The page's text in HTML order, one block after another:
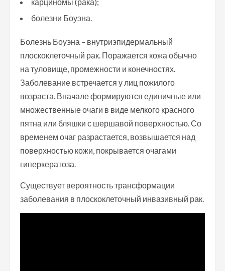
болезни Боуэна.
Болезнь Боуэна – внутриэпидермальный
плоскоклеточный рак. Поражается кожа обычно
на туловище, промежности и конечностях.
Заболевание встречается у лиц пожилого
возраста. Вначале формируются единичные или
множественные очаги в виде мелкого красного
пятна или бляшки с шершавой поверхностью. Со
временем очаг разрастается, возвышается над
поверхностью кожи, покрывается очагами
гиперкератоза.
Существует вероятность трансформации
заболевания в плоскоклеточный инвазивный рак.